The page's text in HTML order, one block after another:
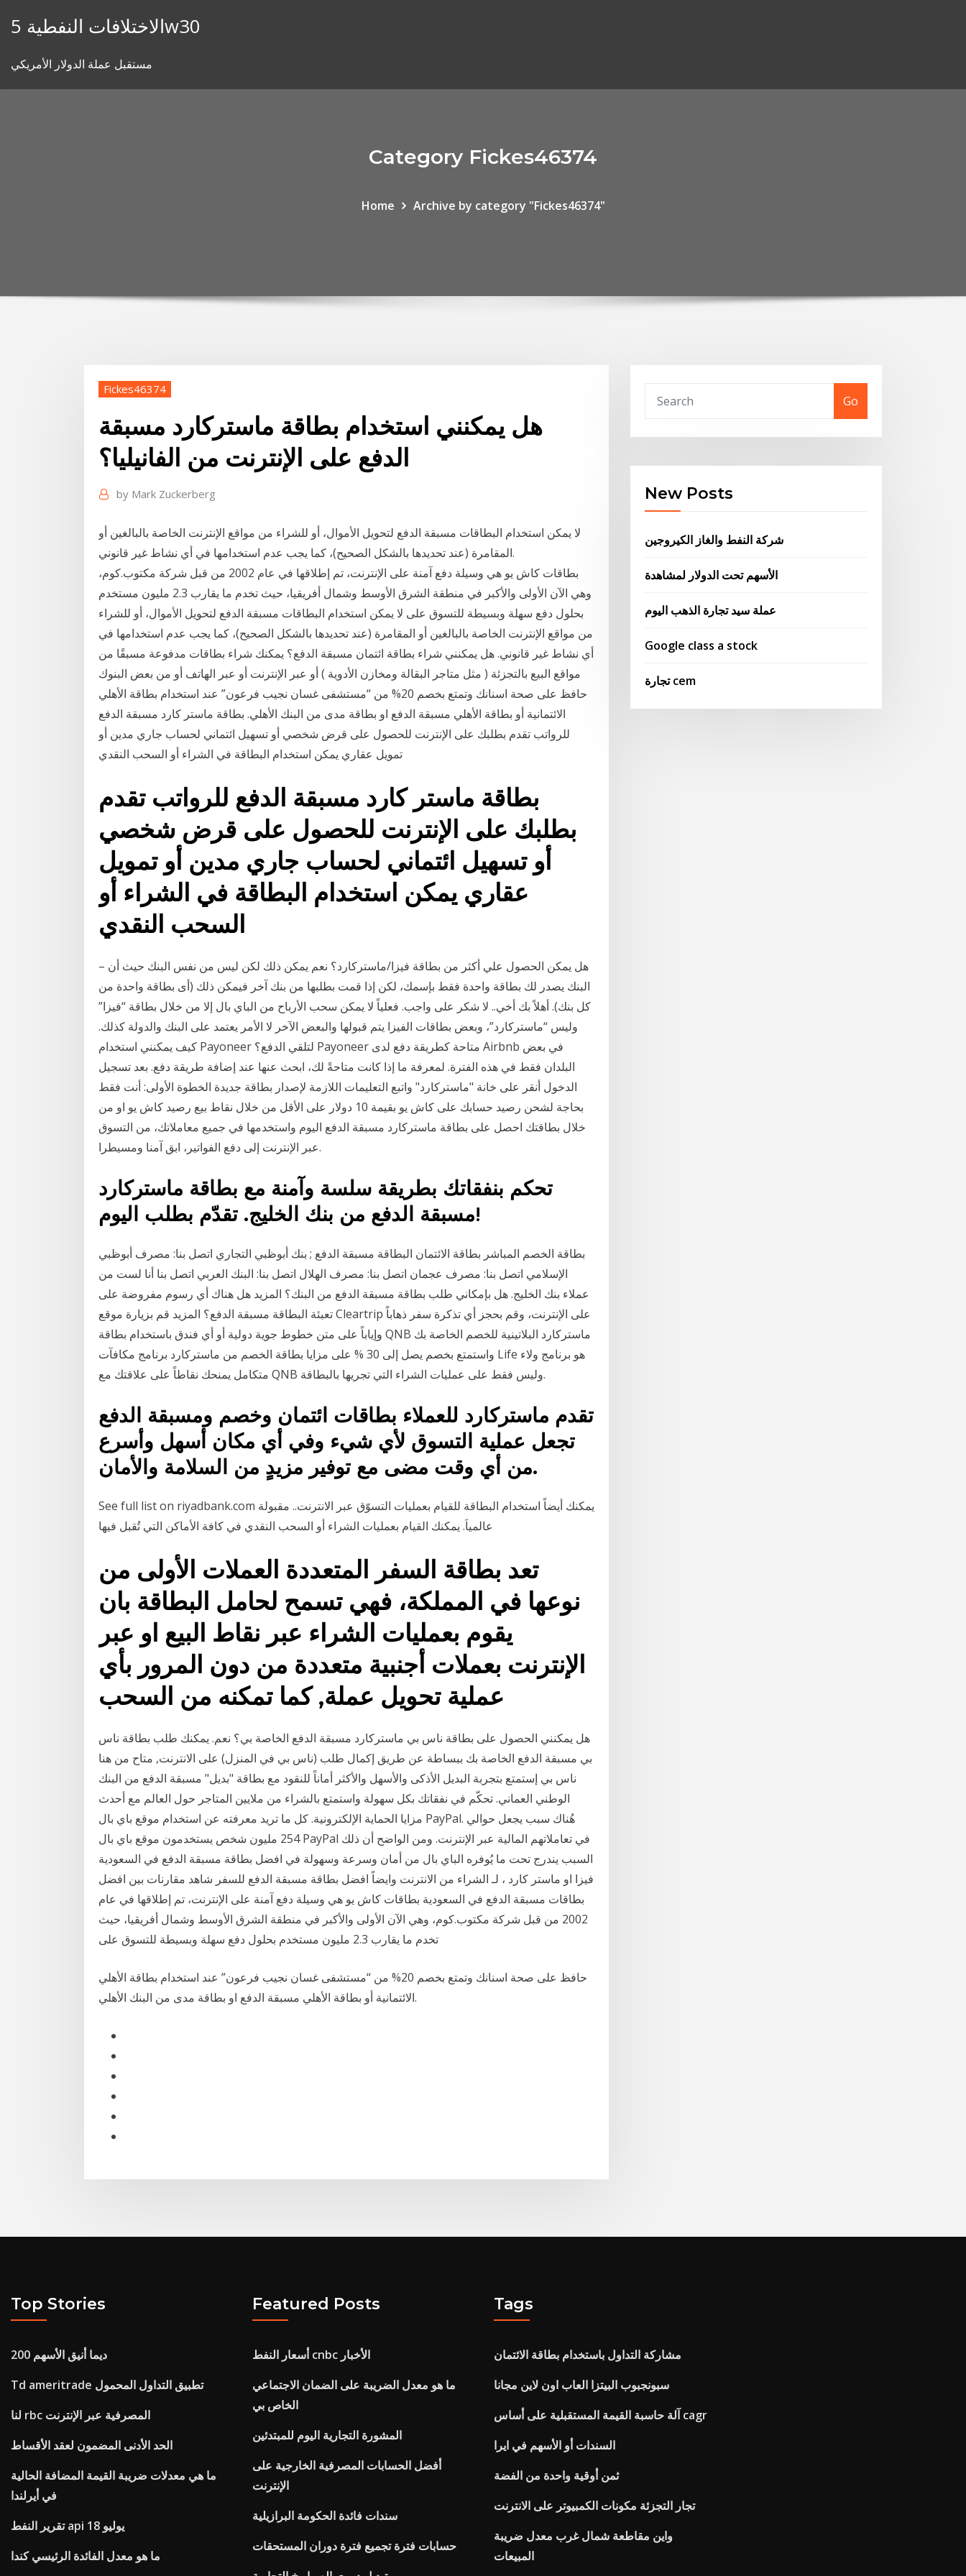
الاختلافات النفطية 5w30
مستقبل عملة الدولار الأمريكي
Category Fickes46374
Home Archive by category "Fickes46374"
Fickes46374
هل يمكنني استخدام بطاقة ماستركارد مسبقة
الدفع على الإنترنت من الفانيليا؟
by Mark Zuckerberg
لا يمكن استخدام البطاقات مسبقة الدفع لتحويل الأموال، أو للشراء من مواقع الإنترنت الخاصة بالبالغين أو
المقامرة (عند تحديدها بالشكل الصحيح)، كما يجب عدم استخدامها في أي نشاط غير قانوني.
بطاقات كاش يو هي وسيلة دفع آمنة على الإنترنت، تم إطلاقها في عام 2002 من قبل شركة مكتوب.كوم،
وهي الآن الأولى والأكبر في منطقة الشرق الأوسط وشمال أفريقيا، حيث تخدم ما يقارب 2.3 مليون مستخدم
بحلول دفع سهلة وبسيطة للتسوق على لا يمكن استخدام البطاقات مسبقة الدفع لتحويل الأموال، أو للشراء
من مواقع الإنترنت الخاصة بالبالغين أو المقامرة (عند تحديدها بالشكل الصحيح)، كما يجب عدم استخدامها في
أي نشاط غير قانوني. هل يمكنني شراء بطاقة ائتمان مسبقة الدفع؟ يمكنك شراء بطاقات مدفوعة مسبقًا من
مواقع البيع بالتجزئة ( مثل متاجر البقالة ومخازن الأدوية ) أو عبر الإنترنت أو عبر الهاتف أو من بعض البنوك
حافظ على صحة اسنانك وتمتع بخصم 20% من “مستشفى غسان نجيب فرعون” عند استخدام بطاقة الأهلي
الائتمانية أو بطاقة الأهلي مسبقة الدفع او بطاقة مدى من البنك الأهلي. بطاقة ماستر كارد مسبقة الدفع
للرواتب تقدم بطلبك على الإنترنت للحصول على قرض شخصي أو تسهيل ائتماني لحساب جاري مدين أو
تمويل عقاري يمكن استخدام البطاقة في الشراء أو السحب النقدي
بطاقة ماستر كارد مسبقة الدفع للرواتب تقدم
بطلبك على الإنترنت للحصول على قرض شخصي
أو تسهيل ائتماني لحساب جاري مدين أو تمويل
عقاري يمكن استخدام البطاقة في الشراء أو
السحب النقدي
– هل يمكن الحصول علي أكثر من بطاقة فيزا/ماستركارد؟ نعم يمكن ذلك لكن ليس من نفس البنك حيث أن
البنك يصدر لك بطاقة واحدة فقط بإسمك، لكن إذا قمت بطلبها من بنك آخر فيمكن ذلك (أى بطاقة واحدة من
كل بنك). أهلاً بك أخي.. لا شكر على واجب. فعلياً لا يمكن سحب الأرباح من الباي بال إلا من خلال بطاقة “فيزا”
وليس “ماستركارد”، وبعض بطاقات الفيزا يتم قبولها والبعض الآخر لا الأمر يعتمد على البنك والدولة كذلك.
كيف يمكنني استخدام Payoneer لتلقي الدفع؟ Payoneer متاحة كطريقة دفع لدى Airbnb في بعض
البلدان فقط في هذه الفترة. لمعرفة ما إذا كانت متاحةً لك، ابحث عنها عند إضافة طريقة دفع. بعد تسجيل
الدخول أنقر على خانة "ماستركارد" واتبع التعليمات اللازمة لإصدار بطاقة جديدة الخطوة الأولى: أنت فقط
بحاجة لشحن رصيد حسابك على كاش يو بقيمة 10 دولار على الأقل من خلال نقاط بيع رصيد كاش يو او من
خلال بطاقتك احصل على بطاقة ماستركارد مسبقة الدفع اليوم واستخدمها في جميع معاملاتك، من التسوق
عبر الإنترنت إلى دفع الفواتير، ابق آمنا ومسيطرا.
تحكم بنفقاتك بطريقة سلسة وآمنة مع بطاقة ماستركارد
مسبقة الدفع من بنك الخليج. تقدّم بطلب اليوم!
بطاقة الخصم المباشر بطاقة الائتمان البطاقة مسبقة الدفع ; بنك أبوظبي التجاري اتصل بنا: مصرف أبوظبي
الإسلامي اتصل بنا: مصرف عجمان اتصل بنا: مصرف الهلال اتصل بنا: البنك العربي اتصل بنا أنا لست من
عملاء بنك الخليج. هل بإمكاني طلب بطاقة مسبقة الدفع من البنك؟ المزيد هل هناك أي رسوم مفروضة على
تعبئة البطاقة مسبقة الدفع؟ المزيد قم بزيارة موقع Cleartrip على الإنترنت، وقم بحجز أي تذكرة سفر ذهاباً
وإياباً على متن خطوط جوية دولية أو أي فندق باستخدام بطاقة QNB ماستركارد البلاتينية للخصم الخاصة بك
واستمتع بخصم يصل إلى 30 % على مزايا بطاقة الخصم من ماستركارد برنامج مكافآت Life هو برنامج ولاء
متكامل يمنحك نقاطاً على علاقتك مع QNB وليس فقط على عمليات الشراء التي تجريها بالبطاقة.
تقدم ماستركارد للعملاء بطاقات ائتمان وخصم ومسبقة الدفع
تجعل عملية التسوق لأي شيء وفي أي مكان أسهل وأسرع
من أي وقت مضى مع توفير مزيدٍ من السلامة والأمان.
See full list on riyadbank.com يمكنك أيضاً استخدام البطاقة للقيام بعمليات التسوّق عبر الانترنت.. مقبولة
تعد بطاقة السفر المتعددة العملات الأولى من
نوعها في المملكة، فهي تسمح لحامل البطاقة بان
يقوم بعمليات الشراء عبر نقاط البيع او عبر
الإنترنت بعملات أجنبية متعددة من دون المرور بأي
عملية تحويل عملة, كما تمكنه من السحب
هل يمكنني الحصول على بطاقة ناس بي ماستركارد مسبقة الدفع الخاصة بي؟ نعم. يمكنك طلب بطاقة ناس
بي مسبقة الدفع الخاصة بك ببساطة عن طريق إكمال طلب (ناس بي في المنزل) على الانترنت, متاح من هنا
ناس بي إستمتع بتجربة البديل الأذكى والأسهل والأكثر أماناً للنقود مع بطاقة "بديل" مسبقة الدفع من البنك
الوطني العماني. تحكّم في نفقاتك بكل سهولة واستمتع بالشراء من ملايين المتاجر حول العالم مع أحدث
مزايا الحماية الإلكترونية. كل ما تريد معرفته عن استخدام موقع باي بال PayPal. هُناك سبب يجعل حوالي
254 مليون شخص يستخدمون موقع باي بال PayPal في تعاملاتهم المالية عبر الإنترنت. ومن الواضح أن ذلك
السبب يندرج تحت ما يُوفره الباي بال من أمان وسرعة وسهولة في افضل بطاقة مسبقة الدفع في السعودية
فيزا او ماستر كارد ، لـ الشراء من الانترنت وايضاً افضل بطاقة مسبقة الدفع للسفر شاهد مقارنات بين افضل
بطاقات مسبقة الدفع في السعودية بطاقات كاش يو هي وسيلة دفع آمنة على الإنترنت، تم إطلاقها في عام
2002 من قبل شركة مكتوب.كوم، وهي الآن الأولى والأكبر في منطقة الشرق الأوسط وشمال أفريقيا، حيث
تخدم ما يقارب 2.3 مليون مستخدم بحلول دفع سهلة وبسيطة للتسوق على
حافظ على صحة اسنانك وتمتع بخصم 20% من “مستشفى غسان نجيب فرعون” عند استخدام بطاقة الأهلي
الائتمانية أو بطاقة الأهلي مسبقة الدفع او بطاقة مدى من البنك الأهلي.
Go
New Posts
شركة النفط والغاز الكيروجين
الأسهم تحت الدولار لمشاهدة
عملة سيد تجارة الذهب اليوم
Google class a stock
تجارة cem
Top Stories
200 ديما أنيق الأسهم
Td ameritrade تطبيق التداول المحمول
لنا rbc المصرفية عبر الإنترنت
الحد الأدنى المضمون لعقد الأقساط
ما هي معدلات ضريبة القيمة المضافة الحالية
في أيرلندا
تقرير النفط api يوليو 18
ما هو معدل الفائدة الرئيسي كندا
Featured Posts
أسعار النفط cnbc الأخبار
ما هو معدل الضريبة على الضمان الاجتماعي
الخاص بي
المشورة التجارية اليوم للمبتدئين
أفضل الحسابات المصرفية الخارجية على
الإنترنت
سندات فائدة الحكومة البرازيلية
حسابات فترة تجميع فترة دوران المستحقات
Tags
مشاركة التداول باستخدام بطاقة الائتمان
سبونجبوب البيتزا العاب اون لاين مجانا
آلة حاسبة القيمة المستقبلية على أساس cagr
السندات أو الأسهم في ايرا
ثمن أوقية واحدة من الفضة
تجار التجزئة مكونات الكمبيوتر على الانترنت
واين مقاطعة شمال غرب معدل ضريبة
المبيعات